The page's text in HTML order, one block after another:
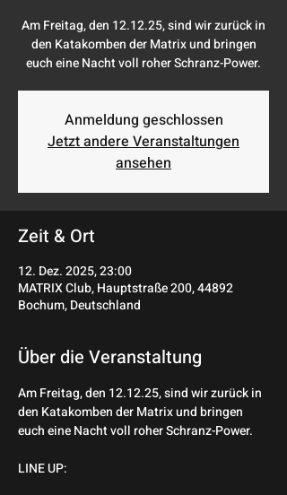
Am Freitag, den 12.12.25, sind wir zurück in
den Katakomben der Matrix und bringen
euch eine Nacht voll roher Schranz-Power.
Anmeldung geschlossen
Jetzt andere Veranstaltungen
ansehen
Zeit & Ort
12. Dez. 2025, 23:00
MATRIX Club, Hauptstraße 200, 44892
Bochum, Deutschland
Über die Veranstaltung
Am Freitag, den 12.12.25, sind wir zurück in
den Katakomben der Matrix und bringen
euch eine Nacht voll roher Schranz-Power.
LINE UP: